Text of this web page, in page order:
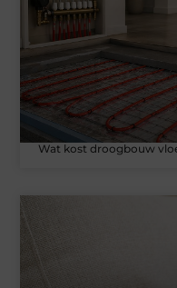
Wat kost droogbouw